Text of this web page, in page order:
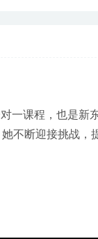
一课程，也是新
不断迎接挑战，